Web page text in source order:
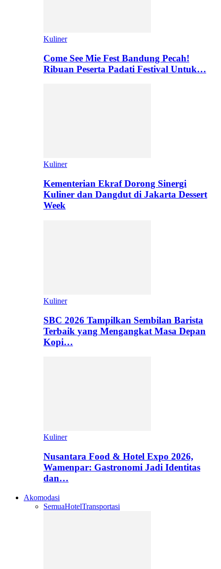
Kuliner
Come See Mie Fest Bandung Pecah!
Ribuan Peserta Padati Festival Untuk…
Kuliner
Kementerian Ekraf Dorong Sinergi
Kuliner dan Dangdut di Jakarta Dessert
Week
Kuliner
SBC 2026 Tampilkan Sembilan Barista
Terbaik yang Mengangkat Masa Depan
Kopi…
Kuliner
Nusantara Food & Hotel Expo 2026,
Wamenpar: Gastronomi Jadi Identitas
dan…
Akomodasi
SemuaHotelTransportasi